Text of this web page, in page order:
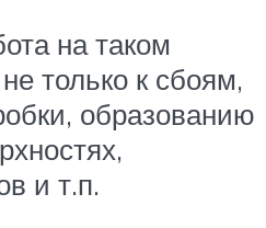
на таком
только к сбоям,
образованию
и т.п.